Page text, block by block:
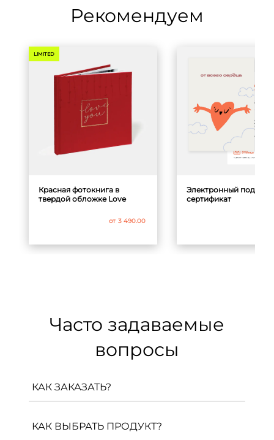
Рекомендуем
LIMITED
Красная фотокнига в
твердой обложке Love
от 3 490.00
Электронный
сертификат
Часто задаваемые
вопросы
КАК ЗАКАЗАТЬ?
продукта и, выбрав все параметры,
нажать «Создать в конструкторе». После
КАК ВЫБРАТЬ ПРОДУКТ?